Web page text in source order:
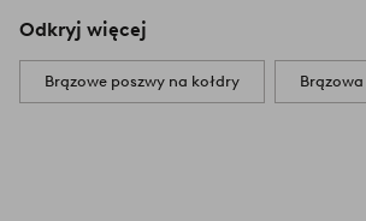
Odkryj więcej
Brązowe poszwy na kołdry